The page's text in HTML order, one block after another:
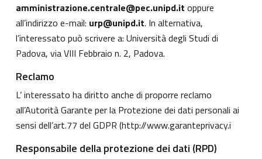
amministrazione.centrale@pec.unipd.it oppure
all’indirizzo e-mail: urp@unipd.it. In alternativa,
l’interessato può scrivere a: Università degli Studi di
Padova, via VIII Febbraio n. 2, Padova.
Reclamo
L’ interessato ha diritto anche di proporre reclamo
all’Autorità Garante per la Protezione dei dati personali ai
sensi dell’art.77 del GDPR (http://www.garanteprivacy.i
Responsabile della protezione dei dati (RPD)